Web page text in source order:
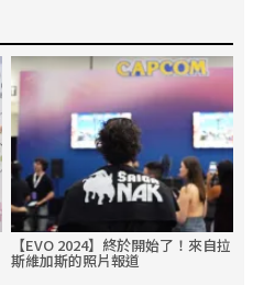
【EVO 2024】終於開始了！來自拉
斯維加斯的照片報道